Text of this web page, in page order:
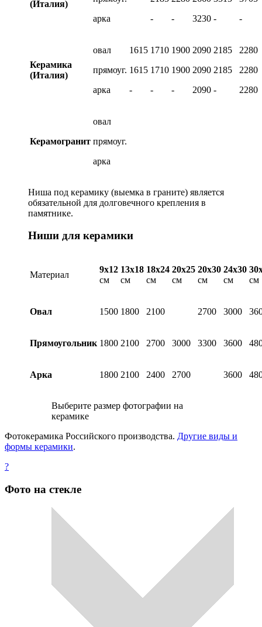
(Италия)
арка
-
-
3230 -
-
Керамика
(Италия)
овал
прямоуг.
арка
1615
1615
-
1710
1710
-
1900
1900
-
2090
2090
2090
2185
2185
-
2280
2280
2280
Керамогранит
овал
прямоуг.
арка
Ниша под керамику (выемка в граните) является
обязательной для долговечного крепления в
памятнике.
Ниши для керамики
Материал
9х12
см
13х18
см
18х24
см
20х25
см
20х30
см
24х30
см
см
Овал 1500 1800 2100 2700 3000
Прямоугольник 1800 2100 2700 3000 3300 3600
Арка 1800 2100 2400 2700 3600
Выберите размер фотографии на
керамике
Фотокерамика Российского производства. Другие виды и
формы керамики.
?
Фото на стекле